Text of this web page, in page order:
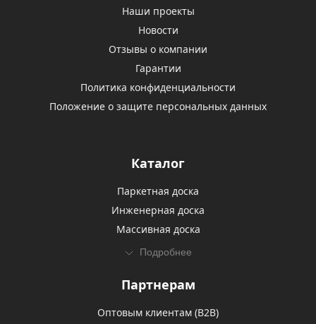
Наши проекты
Новости
Отзывы о компании
Гарантии
Политика конфиденциальности
Положение о защите персональных данных
Каталог
Паркетная доска
Инженерная доска
Массивная доска
Подробнее
Партнерам
Оптовым клиентам (В2В)